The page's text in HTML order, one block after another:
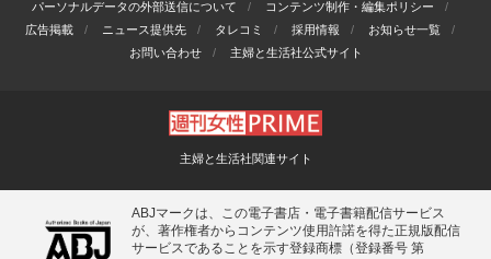
パーソナルデータの外部送信について
コンテンツ制作・編集ポリシー
広告掲載
ニュース提供先 タレコミ 採用情報
お知らせ一覧
お問い合わせ
主婦と生活社公式サイト
主婦と生活社関連サイト
ABJマークは、この電子書店・電子書籍配信サービス
が、著作権者からコンテンツ使用許諾を得た正規版配信
サービスであることを示す登録商標（登録番号 第